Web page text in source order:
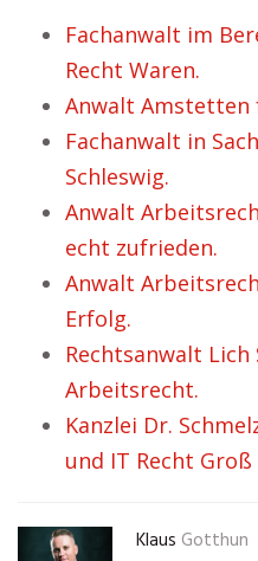
Fachanwalt im
Recht Waren.
Anwalt
Fachanwalt in
Schleswig.
Anwalt
echt zufrieden.
Anwalt
Erfolg.
Rechtsanwalt
Arbeitsrecht.
Kanzlei Dr.
und IT Recht
Klaus Gotthun